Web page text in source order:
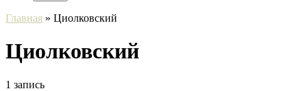
Главная » Циолковский
Циолковский
1 запись